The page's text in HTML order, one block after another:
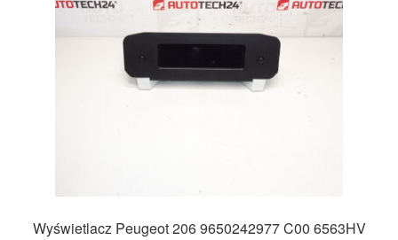
Wyświetlacz Peugeot 206 9650242977 C00 6563HV